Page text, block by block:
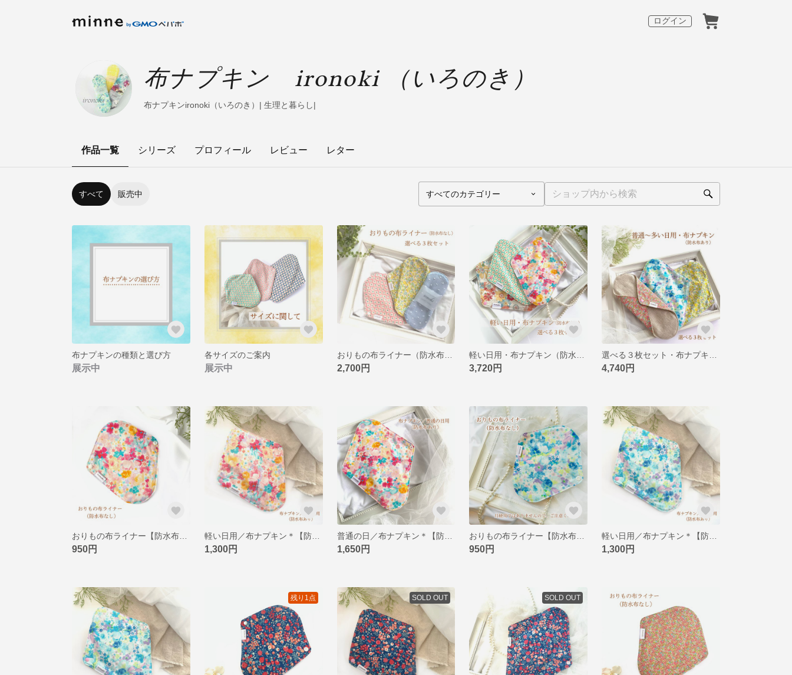
ログイン
布ナプキン ironoki （いろのき）
布ナプキンironoki（いろのき）| 生理と暮らし|
作品一覧 シリーズ プロフィール レビュー レター
すべて 販売中
布ナプキンの種類と選び方
展示中
各サイズのご案内
展示中
おりもの布ライナー（防水布なし）選べる３枚セット
2,700円 3,720円 4,740円
950円
軽い日用／布ナプキン＊【防水布あり】＊フェアリーピンク
1,300円
普通の日／布ナプキン＊【防水布あり】＊フェアリーピンク
1,650円 950円 1,300円
残り1点 SOLD OUT SOLD OUT